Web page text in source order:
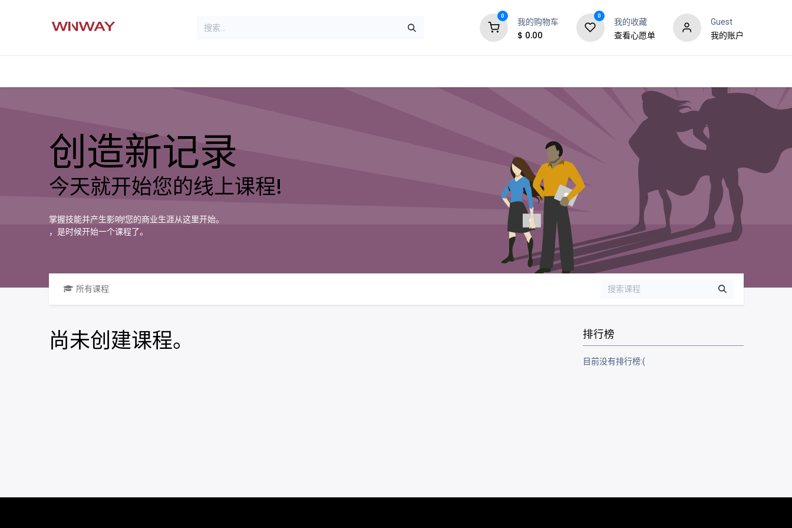
0
我的购物车
$ 0.00
0
我的收藏
查看心愿单
Guest
我的账户
创造新记录
今天就开始您的线上课程!
掌握技能并产生影响!您的商业生涯从这里开始。
，是时候开始一个课程了。
所有课程
排行榜
目前没有排行榜:(
尚未创建课程。